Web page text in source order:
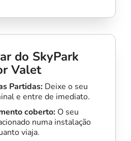
do SkyPark
Valet
Partidas: Deixe o seu
e entre de imediato.
coberto: O seu
numa instalação
viaja.